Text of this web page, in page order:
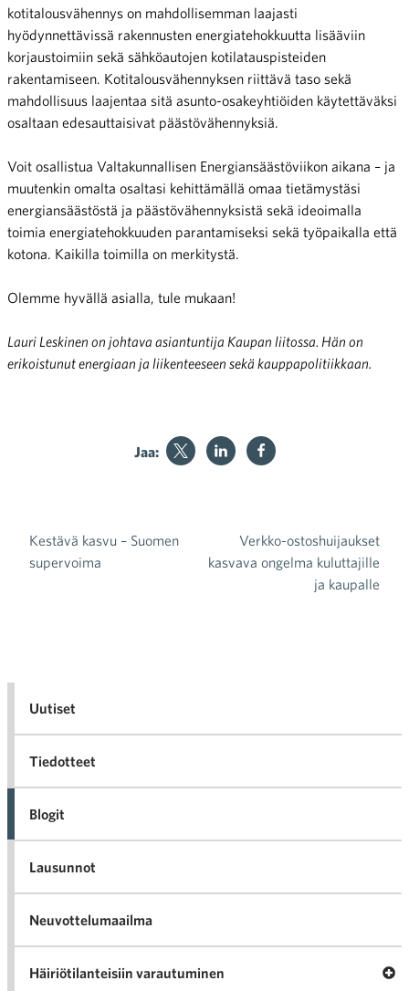
kotitalousvähennys on mahdollisemman laajasti
hyödynnettävissä rakennusten energiatehokkuutta lisääviin
korjaustoimiin sekä sähköautojen kotilatauspisteiden
rakentamiseen. Kotitalousvähennyksen riittävä taso sekä
mahdollisuus laajentaa sitä asunto-osakeyhtiöiden käytettäväksi
osaltaan edesauttaisivat päästövähennyksiä.
Voit osallistua Valtakunnallisen Energiansäästöviikon aikana – ja
muutenkin omalta osaltasi kehittämällä omaa tietämystäsi
energiansäästöstä ja päästövähennyksistä sekä ideoimalla
toimia energiatehokkuuden parantamiseksi sekä työpaikalla että
kotona. Kaikilla toimilla on merkitystä.
Olemme hyvällä asialla, tule mukaan!
Lauri Leskinen on johtava asiantuntija Kaupan liitossa. Hän on
erikoistunut energiaan ja liikenteeseen sekä kauppapolitiikkaan.
Jaa:
Artikkelien selaus
Kestävä kasvu – Suomen
supervoima
Verkko-ostoshuijaukset
kasvava ongelma kuluttajille
ja kaupalle
Uutiset
Tiedotteet
Blogit
Lausunnot
Neuvottelumaailma
Häiriötilanteisiin varautuminen